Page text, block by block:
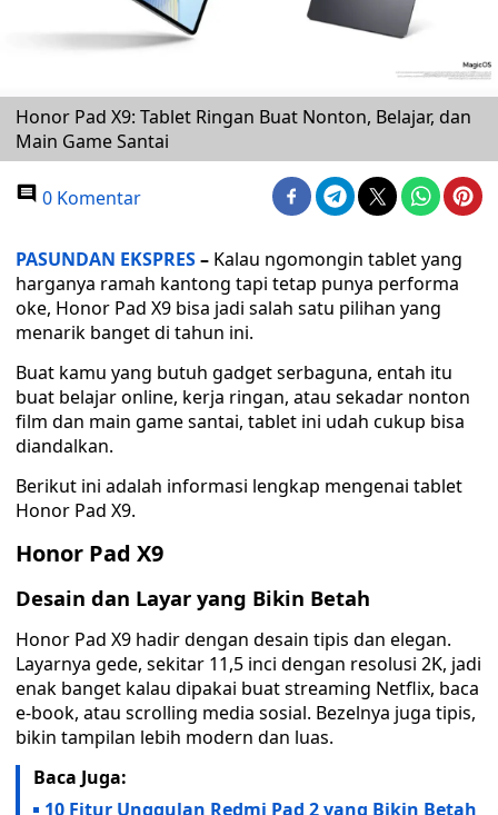
Honor Pad X9: Tablet Ringan Buat Nonton, Belajar, dan
Main Game Santai
0 Komentar
PASUNDAN EKSPRES– Kalau ngomongin tablet yang
harganya ramah kantong tapi tetap punya performa
oke, Honor Pad X9 bisa jadi salah satu pilihan yang
menarik banget di tahun ini.
Buat kamu yang butuh gadget serbaguna, entah itu
buat belajar online, kerja ringan, atau sekadar nonton
film dan main game santai, tablet ini udah cukup bisa
diandalkan.
Berikut ini adalah informasi lengkap mengenai tablet
Honor Pad X9.
Honor Pad X9
Desain dan Layar yang Bikin Betah
Honor Pad X9 hadir dengan desain tipis dan elegan.
Layarnya gede, sekitar 11,5 inci dengan resolusi 2K, jadi
enak banget kalau dipakai buat streaming Netflix, baca
e-book, atau scrolling media sosial. Bezelnya juga tipis,
bikin tampilan lebih modern dan luas.
Baca Juga:
10 Fitur Unggulan Redmi Pad 2 yang Bikin Betah